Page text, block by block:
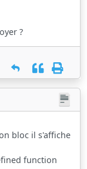
?
bloc il s'affiche
function